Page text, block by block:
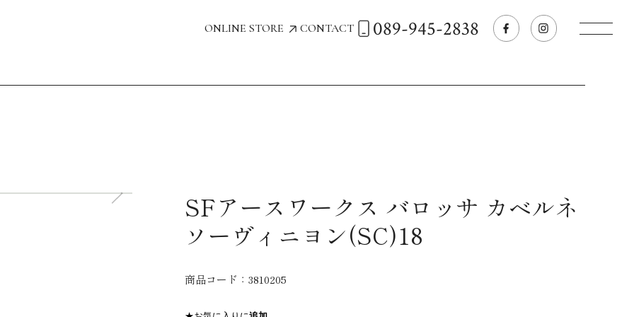
ONLINE STORE CONTACT 089-945-2838
商品情報
SFアースワークス バロッサ カベルネ
ソーヴィニヨン(SC)18
商品コード： 3810205